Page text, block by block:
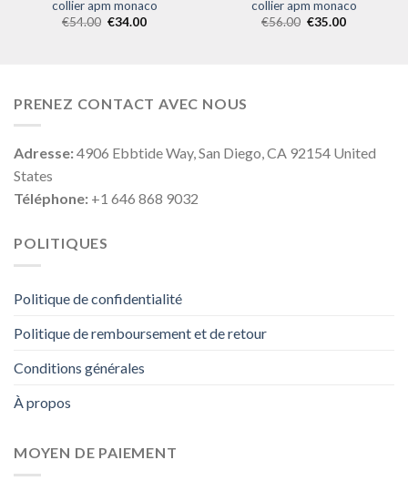
collier apm monaco
€54.00 €34.00
collier apm monaco
€56.00 €35.00
PRENEZ CONTACT AVEC NOUS
Adresse:4906 Ebbtide Way, San Diego, CA 92154 United
States
Téléphone: +1 646 868 9032
POLITIQUES
Politique de confidentialité
Politique de remboursement et de retour
Conditions générales
À propos
MOYEN DE PAIEMENT